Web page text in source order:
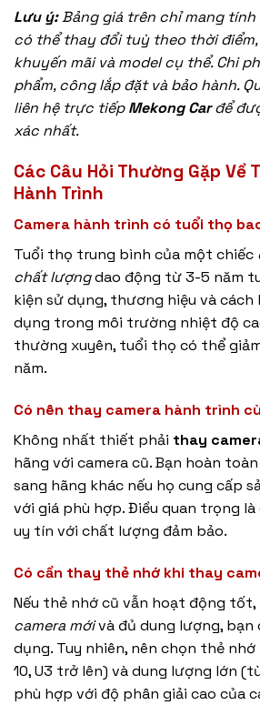
Lưu ý:Bảng giá trên chỉ mang
có thể thay đổi tuỳ theo thời
khuyến mãi và model cụ thể. Chi
phẩm, công lắp đặt và bảo hành.
liên hệ trực tiếpMekong Carđể
xác nhất.
Các Câu Hỏi Thường Gặp Về
Hành Trình
Camera hành trình có tuổi thọ
Tuổi thọ trung bình của một chiếc
chất lượngdao động từ 3-5 năm
kiện sử dụng, thương hiệu và cách
dụng trong môi trường nhiệt độ
thường xuyên, tuổi thọ có thể
năm.
Có nên thay camera hành trình
Không nhất thiết phải thay
hãng với camera cũ. Bạn hoàn
sang hãng khác nếu họ cung cấp
với giá phù hợp. Điều quan trọng
uy tín với chất lượng đảm bảo.
Có cần thay thẻ nhớ khi thay
Nếu thẻ nhớ cũ vẫn hoạt động
camera mớivà đủ dung lượng,
dụng. Tuy nhiên, nên chọn thẻ nhớ
10, U3 trở lên) và dung lượng lớn
phù hợp với độ phân giải cao của